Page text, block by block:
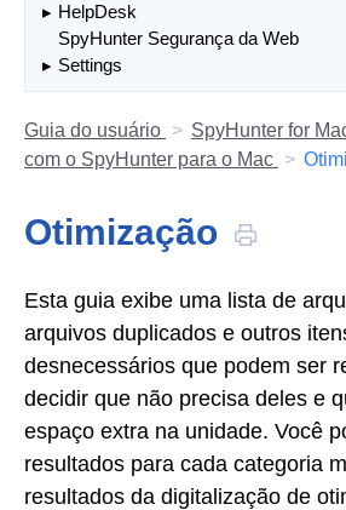
HelpDesk
SpyHunter Segurança da Web
Settings
Guia do usuário SpyHunter for
com o SpyHunter para o Mac
Otimização
Esta guia exibe uma lista de
arquivos duplicados e outros
desnecessários que podem ser
decidir que não precisa deles e
espaço extra na unidade. Você
resultados para cada categoria
resultados da digitalização de